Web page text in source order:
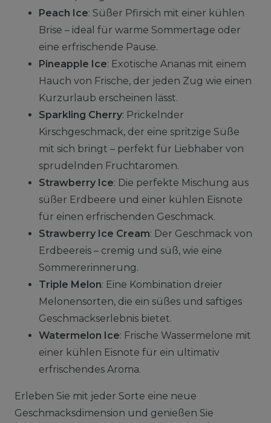
Peach Ice: Süßer Pfirsich mit einer kühlen
Brise – ideal für warme Sommertage oder
eine erfrischende Pause.
Pineapple Ice: Exotische Ananas mit einem
Hauch von Frische, der jeden Zug wie einen
Kurzurlaub erscheinen lässt.
Sparkling Cherry: Prickelnder
Kirschgeschmack, der eine spritzige Süße
mit sich bringt – perfekt für Liebhaber von
sprudelnden Fruchtaromen.
Strawberry Ice: Die perfekte Mischung aus
süßer Erdbeere und einer kühlen Eisnote
für einen erfrischenden Geschmack.
Strawberry Ice Cream: Der Geschmack von
Erdbeereis – cremig und süß, wie eine
Sommererinnerung.
Triple Melon: Eine Kombination dreier
Melonensorten, die ein süßes und saftiges
Geschmackserlebnis bietet.
Watermelon Ice: Frische Wassermelone mit
einer kühlen Eisnote für ein ultimativ
erfrischendes Aroma.
Erleben Sie mit jeder Sorte eine neue
Geschmacksdimension und genießen Sie